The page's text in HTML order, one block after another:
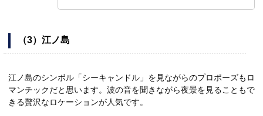
（3）江ノ島
江ノ島のシンボル「シーキャンドル」を見ながらのプロポーズもロ
マンチックだと思います。波の音を聞きながら夜景を見ることもで
きる贅沢なロケーションが人気です。